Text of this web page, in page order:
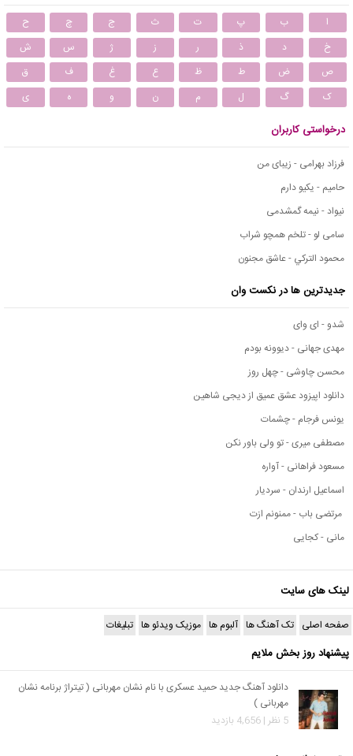
ا ب پ ت ث ج چ
ح
خ
د ذ ر ز ژ س
ش
ص
ض ط ظ ع غ ف
ق
ک
گ ل م ن و ه ی
درخواستی کاربران
فرزاد بهرامی - زیبای من
حامیم - یکیو دارم
نیواد - نیمه گمشدمی
سامی لو - تلخم همچو شراب
محمود التركي - عاشق مجنون
جدیدترین ها در نکست وان
شدو - ای وای
مهدی جهانی - دیوونه بودم
محسن چاوشی - چهل روز
دانلود اپیزود عشق عمیق از دیجی شاهین
یونس فرجام - چشمات
مصطفی میری - تو ولی باور نکن
مسعود فراهانی - آواره
اسماعیل ارندان - سردیار
مرتضی باب - ممنونم ازت
مانی - کجایی
لینک های سایت
صفحه اصلی تک آهنگ ها آلبوم ها موزیک ویدئو ها تبلیغات
پیشنهاد روز بخش ملایم
دانلود آهنگ جدید حمید عسکری با نام نشان مهربانی ( تیتراژ برنامه نشان
مهربانی )
5 نظر | 4,656 بازدید